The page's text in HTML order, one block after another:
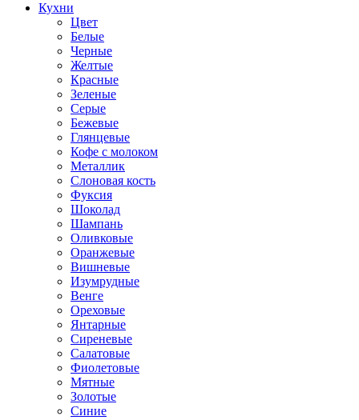
Кухни
Цвет
Белые
Черные
Желтые
Красные
Зеленые
Серые
Бежевые
Глянцевые
Кофе с молоком
Металлик
Слоновая кость
Фуксия
Шоколад
Шампань
Оливковые
Оранжевые
Вишневые
Изумрудные
Венге
Ореховые
Янтарные
Сиреневые
Салатовые
Фиолетовые
Мятные
Золотые
Синие